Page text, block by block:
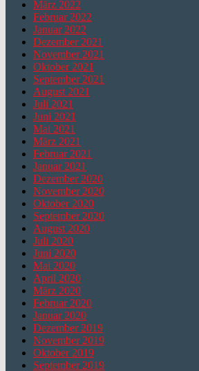
März 2022
Februar 2022
Januar 2022
Dezember 2021
November 2021
Oktober 2021
September 2021
August 2021
Juli 2021
Juni 2021
Mai 2021
März 2021
Februar 2021
Januar 2021
Dezember 2020
November 2020
Oktober 2020
September 2020
August 2020
Juli 2020
Juni 2020
Mai 2020
April 2020
März 2020
Februar 2020
Januar 2020
Dezember 2019
November 2019
Oktober 2019
September 2019